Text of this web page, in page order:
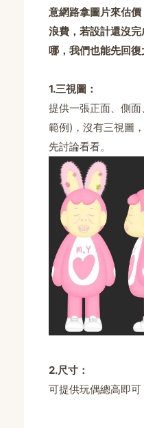
意網路拿圖片來估
浪費，若設計還沒完
哪，我們也能先回復
1.三視圖：
提供一張正面、側
範例)，沒有三視圖
先討論看看。
2.尺寸：
可提供玩偶總高即可